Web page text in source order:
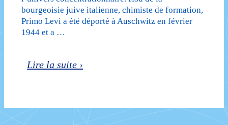
bourgeoisie juive italienne, chimiste de formation,
Primo Levi a été déporté à Auschwitz en février
1944 et a …
Primo
l’expérience
Lire la suite ›